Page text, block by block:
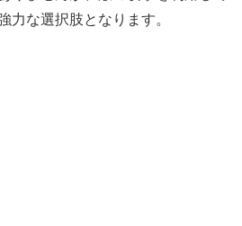
力な選択肢となります。